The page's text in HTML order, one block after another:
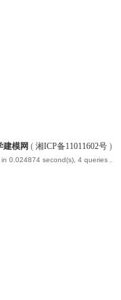
建模网 ( 湘ICP备11011602号)
0.024874 second(s), 4 queries .